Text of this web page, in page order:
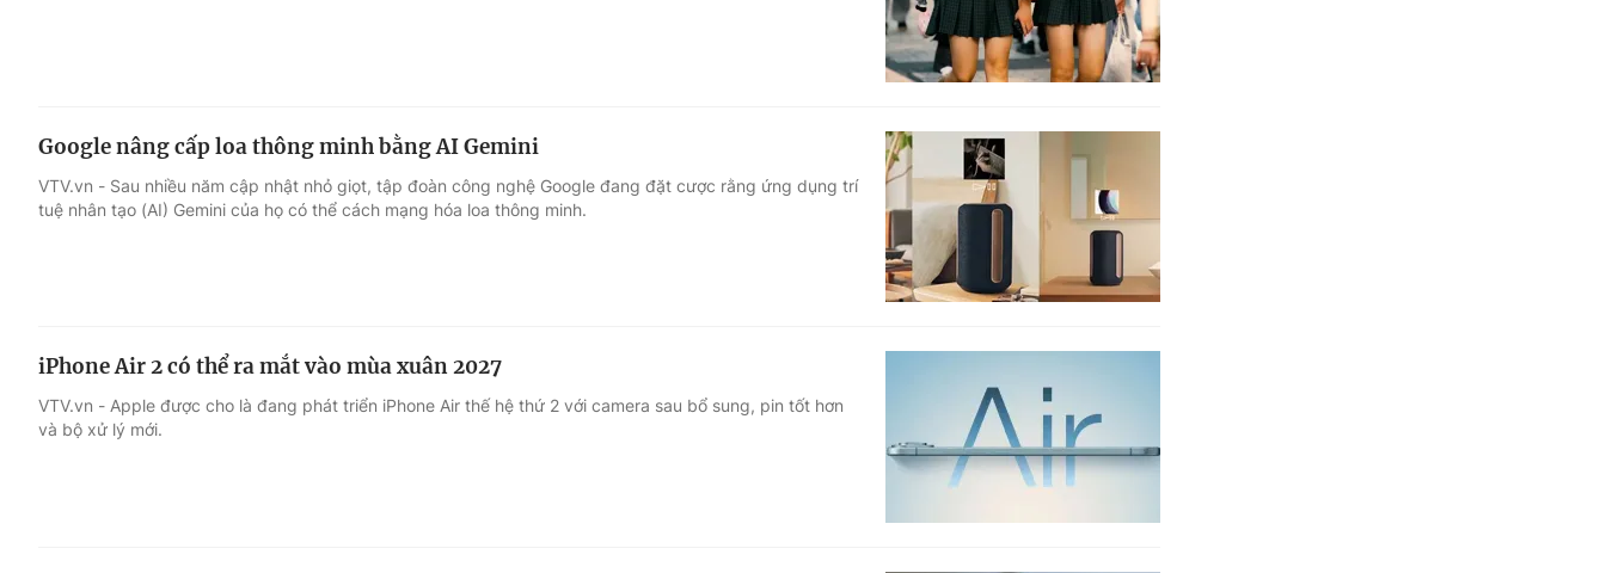
Google nâng cấp loa thông minh bằng AI Gemini
VTV.vn - Sau nhiều năm cập nhật nhỏ giọt, tập đoàn công nghệ Google đang đặt cược rằng ứng dụng trí
tuệ nhân tạo (AI) Gemini của họ có thể cách mạng hóa loa thông minh.
iPhone Air 2 có thể ra mắt vào mùa xuân 2027
VTV.vn - Apple được cho là đang phát triển iPhone Air thế hệ thứ 2 với camera sau bổ sung, pin tốt hơn
và bộ xử lý mới.